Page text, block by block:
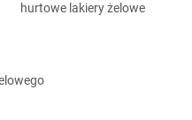
hurtowe lakiery żelowe